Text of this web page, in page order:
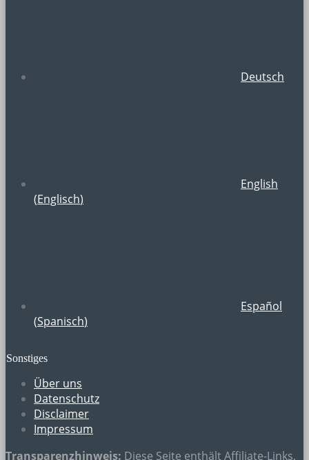
Deutsch
English
(Englisch)
Español
(Spanisch)
Sonstiges
Über uns
Datenschutz
Disclaimer
Impressum
Transparenzhinweis: Diese Seite enthältAffiliate-Links,